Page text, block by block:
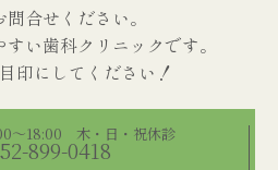
合せください。
い歯科クリニックです。
～18:00 木・日・祝休診
899-0418